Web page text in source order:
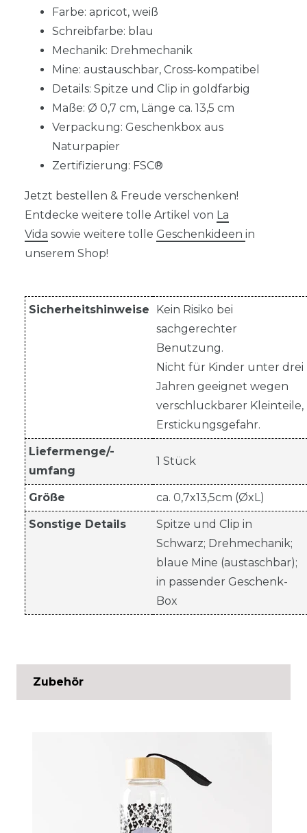
Farbe: apricot, weiß
Schreibfarbe: blau
Mechanik: Drehmechanik
Mine: austauschbar, Cross-kompatibel
Details: Spitze und Clip in goldfarbig
Maße: Ø 0,7 cm, Länge ca. 13,5 cm
Verpackung: Geschenkbox aus
Naturpapier
Zertifizierung: FSC®
Jetzt bestellen & Freude verschenken!
Entdecke weitere tolle Artikel von La
Vida sowie weitere tolle Geschenkideen in
unserem Shop!
Sicherheitshinweise
Kein Risiko bei
sachgerechter
Benutzung.
Nicht für Kinder unter drei
Jahren geeignet wegen
verschluckbarer Kleinteile,
Erstickungsgefahr.
Liefermenge/-
umfang
1 Stück
Größe ca. 0,7x13,5cm (ØxL)
Sonstige Details
Spitze und Clip in
Schwarz; Drehmechanik;
blaue Mine (austaschbar);
in passender Geschenk-
Box
Zubehör